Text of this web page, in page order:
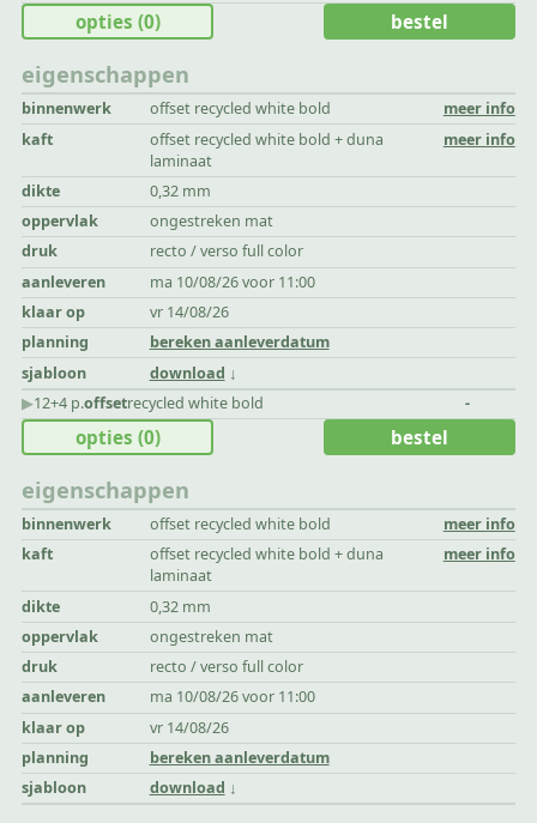
eigenschappen
binnenwerk offset recycled white bold
meer info
kaft
offset recycled white bold + duna
laminaat
meer info
dikte
0,32 mm
oppervlak
ongestreken mat
druk
recto / verso full color
aanleveren
ma 10/08/26 voor 11:00
klaar op
vr 14/08/26
planning
bereken aanleverdatum
sjabloon
download
opties (0) bestel
▶︎12+4 p.offsetrecycled white bold -
eigenschappen
binnenwerk offset recycled white bold
meer info
kaft
offset recycled white bold + duna
laminaat
meer info
dikte
0,32 mm
oppervlak
ongestreken mat
druk
recto / verso full color
aanleveren
ma 10/08/26 voor 11:00
klaar op
vr 14/08/26
planning
bereken aanleverdatum
sjabloon
download
opties (0) bestel